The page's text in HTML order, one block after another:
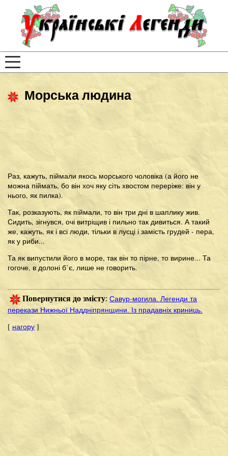
Морська людина
Раз, кажуть, піймали якось морського чоловіка (а його не
можна піймать, бо він хоч яку сіть хвостом переріже: він у
нього, як пилка).
Так, розказують, як піймали, то він три дні в шаплику жив.
Сидить, зігнувся, очі витріщив і пильно так дивиться. А такий
же, кажуть, як і всі люди, тільки в лусці і замість грудей - пера,
як у риби...
Та як випустили його в море, так він то пірне, то вирине... Та
гогоче, в долоні б’є, лише не говорить.
Повернутися до змісту: Савур-могила. Легенди та
перекази Нижньої Наддніпрянщини. Із прадавніх криниць.
[ нагору ]